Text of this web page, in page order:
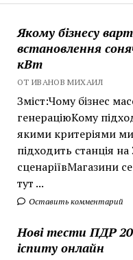
Якому бізнесу
встановлення
кВт
ОТ ИВАНОВ МИХАИЛ
Зміст:Чому бізнес
генераціюКому
якими критеріями
підходить станція
сценаріївМагазини
тут ...
Оставить комментарий
Нові тести ПДР
іспиту онлайн